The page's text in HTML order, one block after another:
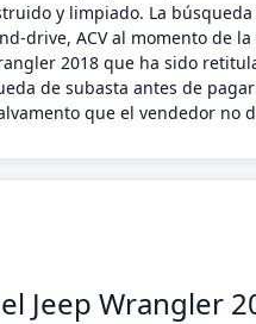
y limpiado. La
drive, ACV al momento
2018 que ha sido
de subasta antes de
que el vendedor no
Jeep Wrangler